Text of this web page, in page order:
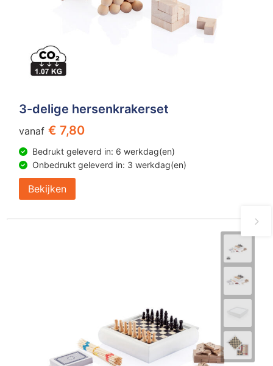
3-delige hersenkrakerset
vanaf € 7,80
Bedrukt geleverd in: 6 werkdag(en)
Onbedrukt geleverd in: 3 werkdag(en)
Bekijken